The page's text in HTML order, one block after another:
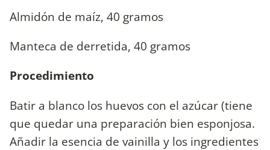
Almidón de maíz, 40 gramos
Manteca de derretida, 40 gramos
Procedimiento
Batir a blanco los huevos con el azúcar (tiene
que quedar una preparación bien esponjosa.
Añadir la esencia de vainilla y los ingredientes